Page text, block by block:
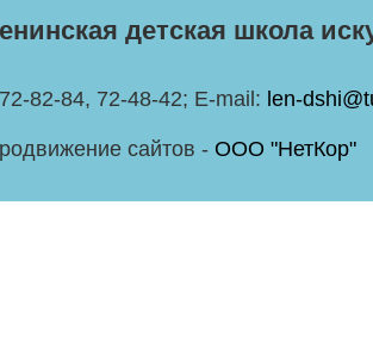
детская школа
82-84, 72-48-42; E-mail: len-
сайтов - ООО "НетКор"